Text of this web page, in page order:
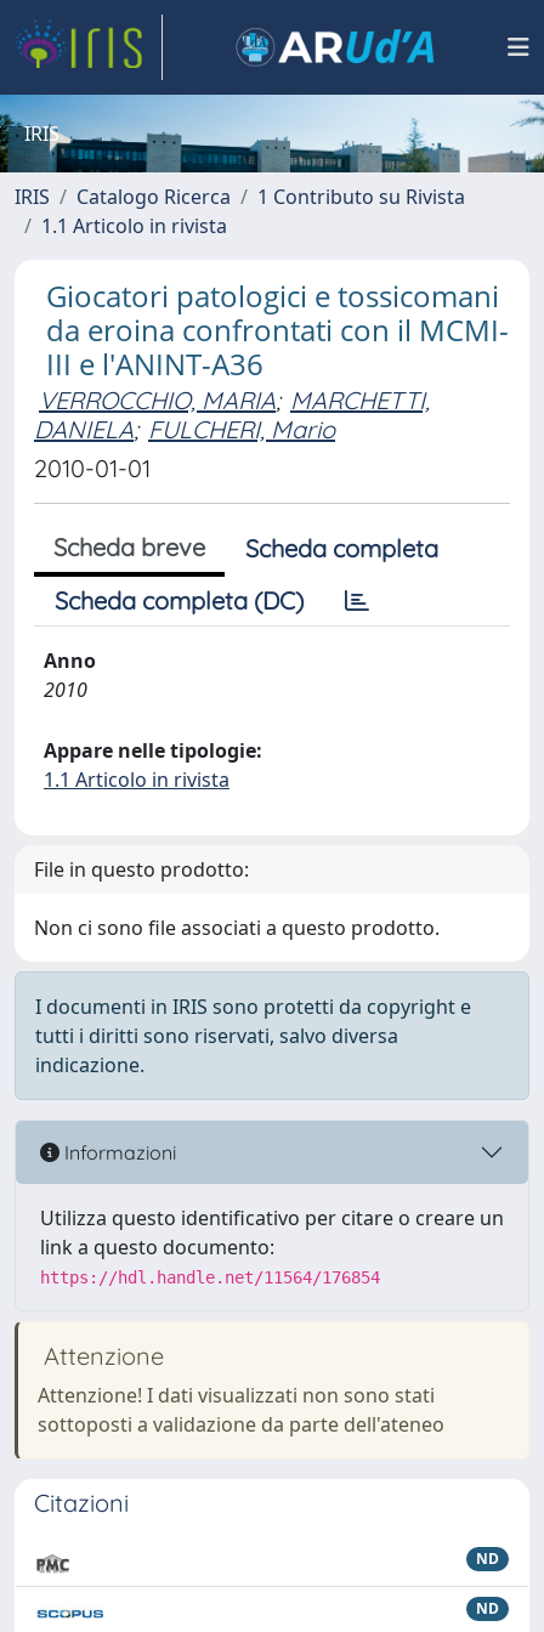
IRIS
IRIS Catalogo Ricerca
1 Contributo su Rivista
1.1 Articolo in rivista
Giocatori patologici e tossicomani
da eroina confrontati con il MCMI-
III e l'ANINT-A36
VERROCCHIO, MARIA; MARCHETTI,
DANIELA; FULCHERI, Mario
2010-01-01
Scheda breve
Scheda completa
Scheda completa (DC)
Anno
2010
Appare nelle tipologie:
1.1 Articolo in rivista
File in questo prodotto:
Non ci sono file associati a questo prodotto.
I documenti in IRIS sono protetti da copyright e
tutti i diritti sono riservati, salvo diversa
indicazione.
Informazioni
Utilizza questo identificativo per citare o creare un
link a questo documento:
https://hdl.handle.net/11564/176854
Attenzione
Attenzione! I dati visualizzati non sono stati
sottoposti a validazione da parte dell'ateneo
Citazioni
ND
ND